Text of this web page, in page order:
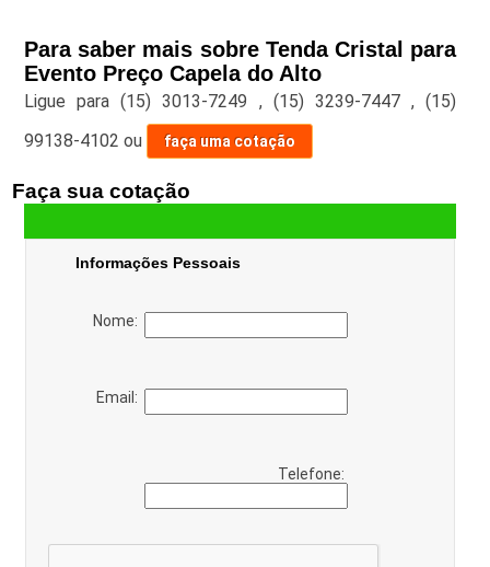
Para saber mais sobre Tenda Cristal para
Evento Preço Capela do Alto
Ligue para(15) 3013-7249 , (15) 3239-7447 ,(15)
99138-4102 ou faça uma cotação
Faça sua cotação
Informações Pessoais
Nome:
Email:
Telefone: